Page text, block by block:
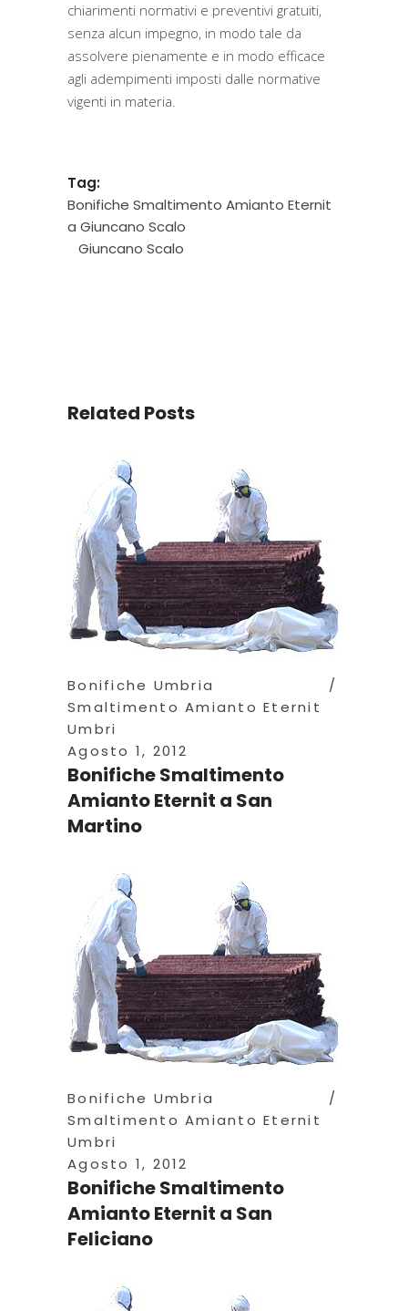
chiarimenti normativi e preventivi gratuiti,
senza alcun impegno, in modo tale da
assolvere pienamente e in modo efficace
agli adempimenti imposti dalle normative
vigenti in materia.
Tag:
Bonifiche Smaltimento Amianto Eternit
a Giuncano Scalo
Giuncano Scalo
Related Posts
Bonifiche Umbria
Smaltimento Amianto Eternit
Umbri
Agosto 1, 2012
Bonifiche Smaltimento
Amianto Eternit a San
Martino
Bonifiche Umbria
Smaltimento Amianto Eternit
Umbri
Agosto 1, 2012
Bonifiche Smaltimento
Amianto Eternit a San
Feliciano